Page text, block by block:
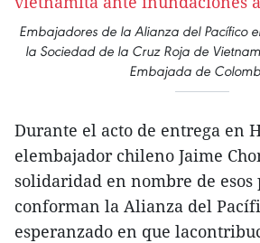
Embajadores de la Alianza del Pacífico
la Sociedad de la Cruz Roja de
Embajada de
Durante el acto de entrega en
elembajador chileno Jaime
solidaridad en nombre de esos
conforman la Alianza del
esperanzado en que